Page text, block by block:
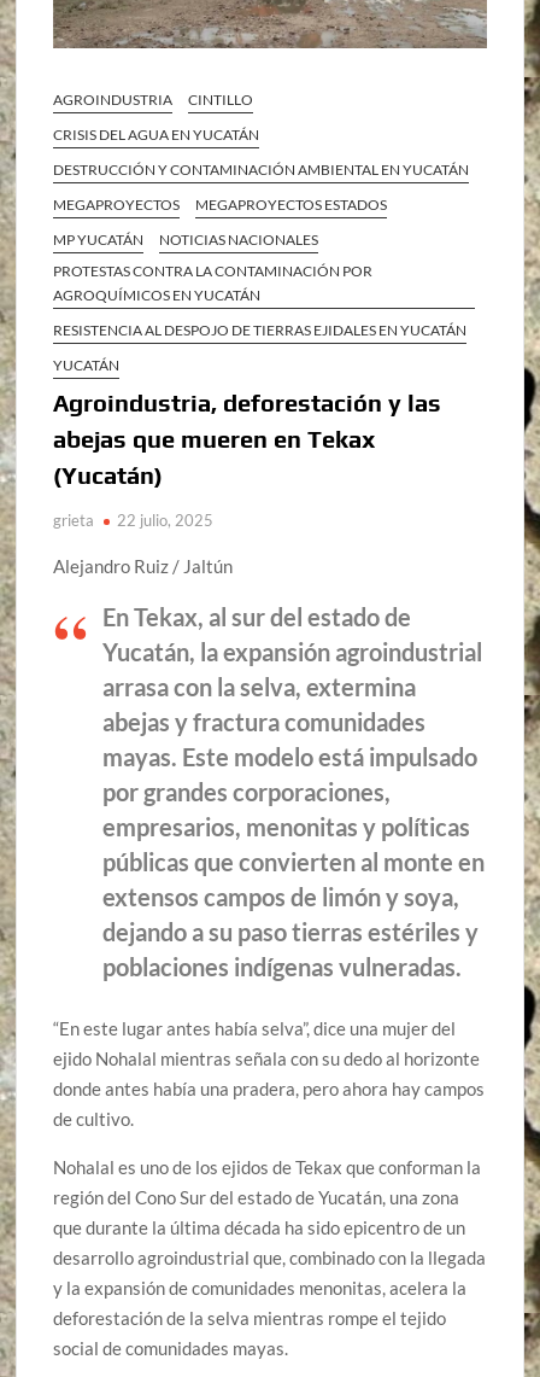
AGROINDUSTRIA
CINTILLO
CRISIS DEL AGUA EN YUCATÁN
DESTRUCCIÓN Y CONTAMINACIÓN AMBIENTAL EN YUCATÁN
MEGAPROYECTOS
MEGAPROYECTOS ESTADOS
MP YUCATÁN
NOTICIAS NACIONALES
PROTESTAS CONTRA LA CONTAMINACIÓN POR
AGROQUÍMICOS EN YUCATÁN
RESISTENCIA AL DESPOJO DE TIERRAS EJIDALES EN YUCATÁN
YUCATÁN
Agroindustria, deforestación y las
abejas que mueren en Tekax
(Yucatán)
grieta 22 julio, 2025
Alejandro Ruiz / Jaltún
En Tekax, al sur del estado de
Yucatán, la expansión agroindustrial
arrasa con la selva, extermina
abejas y fractura comunidades
mayas. Este modelo está impulsado
por grandes corporaciones,
empresarios, menonitas y políticas
públicas que convierten al monte en
extensos campos de limón y soya,
dejando a su paso tierras estériles y
poblaciones indígenas vulneradas.
“En este lugar antes había selva”, dice una mujer del
ejido Nohalal mientras señala con su dedo al horizonte
donde antes había una pradera, pero ahora hay campos
de cultivo.
Nohalal es uno de los ejidos de Tekax que conforman la
región del Cono Sur del estado de Yucatán, una zona
que durante la última década ha sido epicentro de un
desarrollo agroindustrial que, combinado con la llegada
y la expansión de comunidades menonitas, acelera la
deforestación de la selva mientras rompe el tejido
social de comunidades mayas.